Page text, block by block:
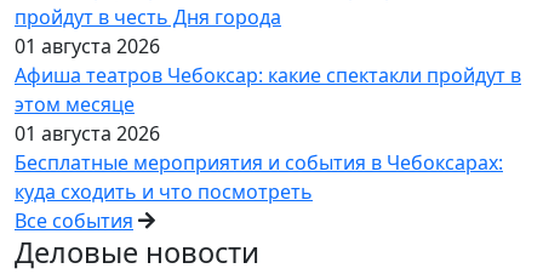
пройдут в честь Дня города
01 августа 2026
Афиша театров Чебоксар: какие спектакли пройдут в
этом месяце
01 августа 2026
Бесплатные мероприятия и события в Чебоксарах:
куда сходить и что посмотреть
Все события
Деловые новости